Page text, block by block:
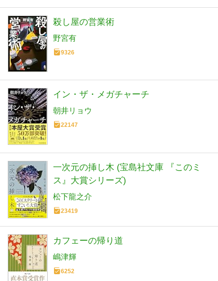
殺し屋の営業術
野宮有
9326
イン・ザ・メガチャーチ
朝井リョウ
22147
一次元の挿し木 (宝島社文庫 『このミ
ス』大賞シリーズ)
松下龍之介
23419
カフェーの帰り道
嶋津輝
6252